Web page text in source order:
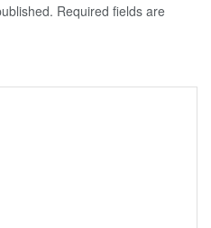
Required fields are